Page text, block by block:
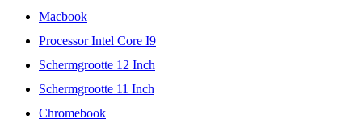
Macbook
Processor Intel Core I9
Schermgrootte 12 Inch
Schermgrootte 11 Inch
Chromebook